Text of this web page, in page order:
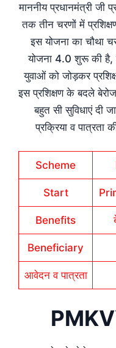
माननीय प्रधानमंत्री जी
तक तीन चरणों में
इस योजना का चौथा
योजना 4.0 शुरू की है,
युवाओं को जोड़कर
इस प्रशिक्षण के बदले
बहुत सी सुविधाएं दी
प्रक्रिया व पात्रता
Scheme
Start
Benefits
Beneficiary
आवेदन व पात्रता